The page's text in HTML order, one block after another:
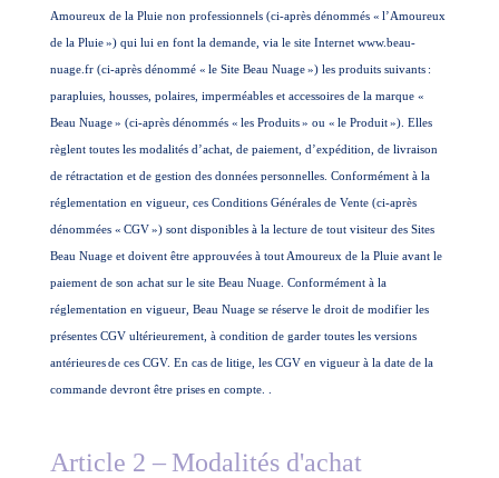
Amoureux de la Pluie non professionnels (ci-après dénommés « l’Amoureux
de la Pluie») qui lui en font la demande, via le site Internet www.beau-
nuage.fr (ci-après dénommé « le Site Beau Nuage») les produits suivants :
parapluies, housses, polaires, imperméables et accessoires de la marque «
Beau Nuage» (ci-après dénommés « les Produits» ou « le Produit»). Elles
règlent toutes les modalités d’achat, de paiement, d’expédition, de livraison
de rétractation et de gestion des données personnelles. Conformément à la
réglementation en vigueur, ces Conditions Générales de Vente (ci-après
dénommées « CGV») sont disponibles à la lecture de tout visiteur des Sites
Beau Nuage et doivent être approuvées à tout Amoureux de la Pluie avant le
paiement de son achat sur le site Beau Nuage. Conformément à la
réglementation en vigueur, Beau Nuage se réserve le droit de modifier les
présentes CGV ultérieurement, à condition de garder toutes les versions
antérieuresde ces CGV. En cas de litige, les CGV en vigueur à la date de la
commande devront être prises en compte. .
Article 2 – Modalités d'achat